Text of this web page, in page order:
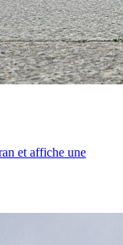
et affiche une